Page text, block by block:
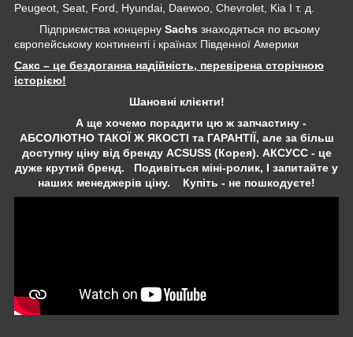
Peugeot, Seat, Ford, Hyundai, Daewoo, Chevrolet, Kia І т. д.
Підприємства концерну Sachs знаходяться по всьому
європейському континенті і країнах Південної Америки
Сакс – це бездоганна надійність, перевірена сторічною
історією!
Шановні клієнти!
А ще хочемо порадити цю ж запчастину -
АБСОЛЮТНО ТАКОЇ Ж ЯКОСТІ та ГАРАНТІЇ, але за більш
доступну ціну від бренду ACSUSS (Корея). АКСУСС - це
дуже крутий бренд. Подивіться міні-ролик, І запитайте у
наших менеджерів ціну. Купіть - не пошкодуєте!